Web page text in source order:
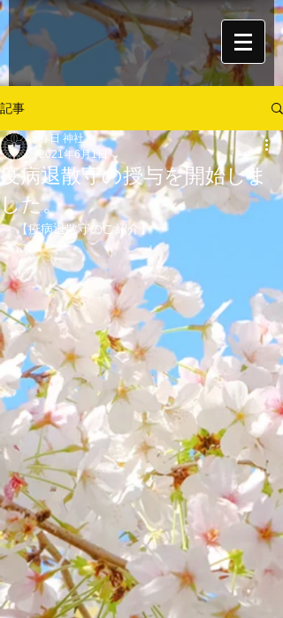
記事
疫病退散守の授与を開始しま
した。
春日 神社
2021年6月1日
【疫病退散守のご紹介】